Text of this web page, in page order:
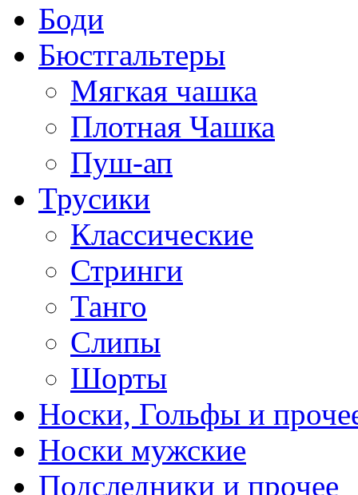
Боди
Бюстгальтеры
Мягкая чашка
Плотная Чашка
Пуш-ап
Трусики
Классические
Стринги
Танго
Слипы
Шорты
Носки, Гольфы и
Носки мужские
Подследники и прочее